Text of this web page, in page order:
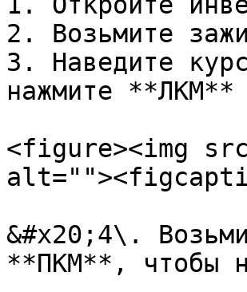
2. Возьмите
3. Наведите
нажмите **ЛКМ**
<figure><img
&#x20;4\.
**ПКМ**, чтобы